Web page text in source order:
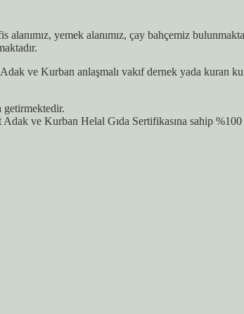
yemek alanımız, çay bahçemiz
ve Kurban anlaşmalı vakıf dernek yada kuran
getirmektedir.
ve Kurban Helal Gıda Sertifikasına sahip